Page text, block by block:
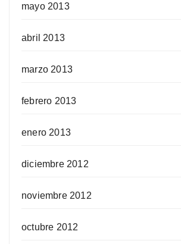
mayo 2013
abril 2013
marzo 2013
febrero 2013
enero 2013
diciembre 2012
noviembre 2012
octubre 2012